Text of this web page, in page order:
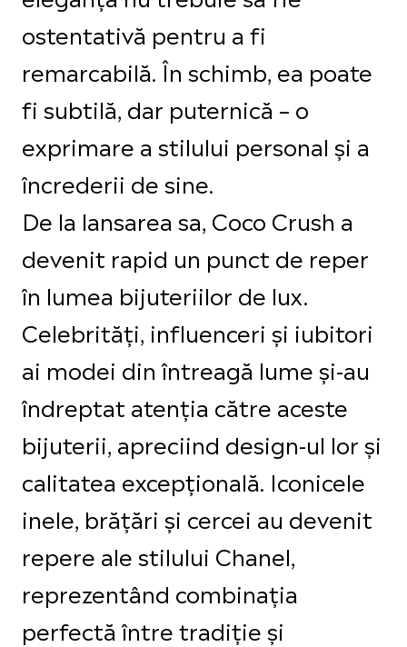
ostentativă pentru a fi
remarcabilă. În schimb, ea poate
fi subtilă, dar puternică – o
exprimare a stilului personal și a
încrederii de sine.
De la lansarea sa, Coco Crush a
devenit rapid un punct de reper
în lumea bijuteriilor de lux.
Celebrități, influenceri și iubitori
ai modei din întreagă lume și-au
îndreptat atenția către aceste
bijuterii, apreciind design-ul lor și
calitatea excepțională. Iconicele
inele, brățări și cercei au devenit
repere ale stilului Chanel,
reprezentând combinația
perfectă între tradiție și